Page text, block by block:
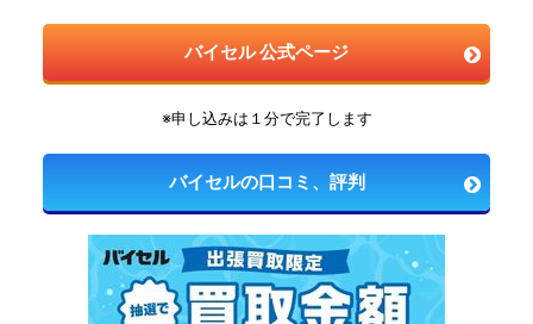
バイセル 公式ページ
※申し込みは１分で完了します
バイセルの口コミ、評判